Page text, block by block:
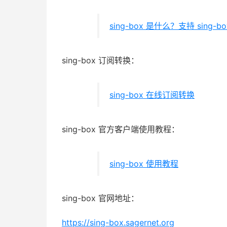
sing-box 是什么？支持 sing-
sing-box 订阅转换：
sing-box 在线订阅转换
sing-box 官方客户端使用教程：
sing-box 使用教程
sing-box 官网地址：
https://sing-box.sagernet.org